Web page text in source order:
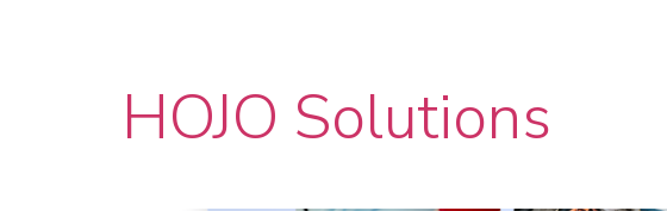
HOJO Solutions